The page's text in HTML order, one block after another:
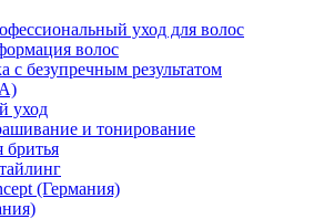
уход для волос
волос
с безупречным результатом
уход
и тонирование
бритья
(Германия)